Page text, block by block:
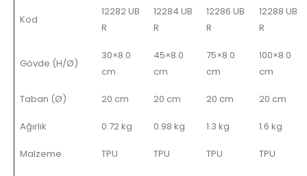
Kod
12282 UB
R
12284 UB
R
12286 UB
R
12288 UB
R
Gövde (H/Ø)
30×8.0
cm
45×8.0
cm
75×8.0
cm
100×8.0
cm
Taban (Ø) 20 cm 20 cm 20 cm 20 cm
Ağırlık 0.72 kg 0.98 kg 1.3 kg 1.6 kg
Malzeme TPU TPU TPU TPU